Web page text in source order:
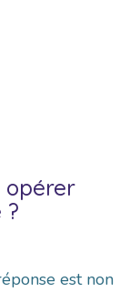
opérer
?
est non